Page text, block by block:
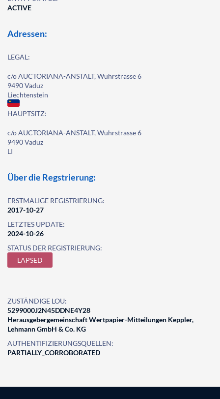
ACTIVE
Adressen:
LEGAL:
c/o AUCTORIANA-ANSTALT, Wuhrstrasse 6
9490 Vaduz
Liechtenstein
HAUPTSITZ:
c/o AUCTORIANA-ANSTALT, Wuhrstrasse 6
9490 Vaduz
LI
Über die Regstrierung:
ERSTMALIGE REGISTRIERUNG:
2017-10-27
LETZTES UPDATE:
2024-10-26
STATUS DER REGISTRIERUNG:
LAPSED
ZUSTÄNDIGE LOU:
5299000J2N45DDNE4Y28
Herausgebergemeinschaft Wertpapier-Mitteilungen Keppler,
Lehmann GmbH & Co. KG
AUTHENTIFIZIERUNGSQUELLEN:
PARTIALLY_CORROBORATED